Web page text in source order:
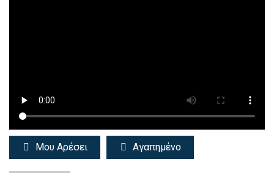
Μου Αρέσει Αγαπημένο